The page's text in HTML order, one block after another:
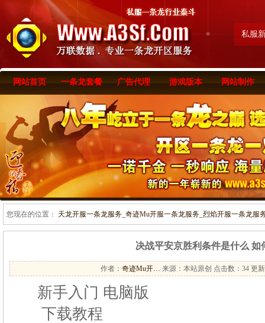
私服
网站首页 一条龙套餐 广告代理 游戏版本 网站制作
您现在的位置： 天龙开服一条龙服务_奇迹Mu开服一条龙服务_烈焰开服一条龙服
决战平安京胜利条件是什么 如
作者： 奇迹Mu开… 来源：本站原创 点击数： 34 更
新手入门 电脑版
下载教程